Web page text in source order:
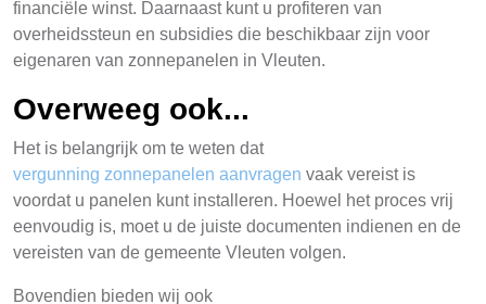
financiële winst. Daarnaast kunt u profiteren van
overheidssteun en subsidies die beschikbaar zijn voor
eigenaren van zonnepanelen in Vleuten.
Overweeg ook...
Het is belangrijk om te weten dat
vergunning zonnepanelen aanvragen vaak vereist is
voordat u panelen kunt installeren. Hoewel het proces vrij
eenvoudig is, moet u de juiste documenten indienen en de
vereisten van de gemeente Vleuten volgen.
Bovendien bieden wij ook